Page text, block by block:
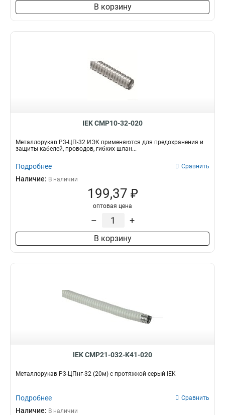
В корзину
IEK CMP10-32-020
Металлорукав Р3-ЦП-32 ИЭК применяются для предохранения и
защиты кабелей, проводов, гибких шлан...
Подробнее Сравнить
Наличие: В наличии
199,37 ₽
оптовая цена
– +
В корзину
IEK CMP21-032-K41-020
Металлорукав Р3-ЦПнг-32 (20м) с протяжкой серый IEK
Подробнее Сравнить
Наличие: В наличии